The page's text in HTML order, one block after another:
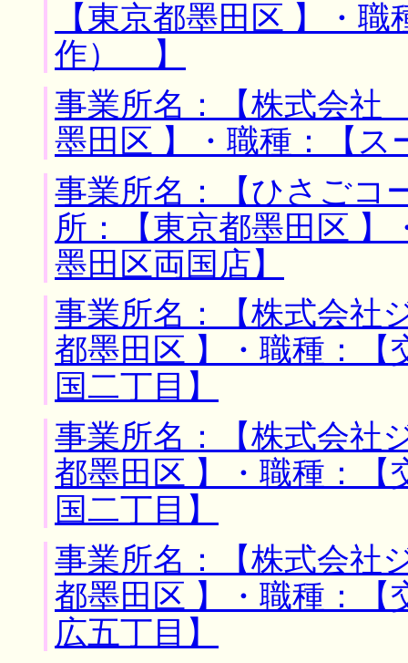
【東京都墨田区 】・
作） 】
事業所名：【株式会
墨田区 】・職種：【ス
事業所名：【ひさごコ
所：【東京都墨田区
墨田区両国店】
事業所名：【株式会社
都墨田区 】・職種：【
国二丁目】
事業所名：【株式会社
都墨田区 】・職種：【
国二丁目】
事業所名：【株式会社
都墨田区 】・職種：【
広五丁目】